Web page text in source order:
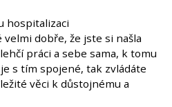
hospitalizaci
dobře, že jste si našla
práci a sebe sama, k tomu
s tím spojené, tak zvládáte
věci k důstojnému a